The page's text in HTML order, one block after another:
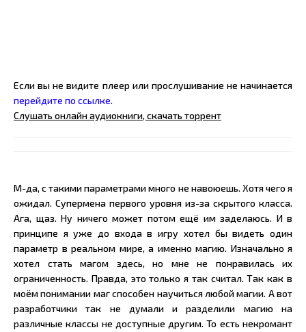
Если вы не видите плеер или прослушивание не начинается
перейдите по ссылке.
Слушать онлайн аудиокниги, скачать торрент
М-да, с такими параметрами много не навоюешь. Хотя чего я
ожидал. Супермена первого уровня из-за скрытого класса.
Ага, щаз. Ну ничего может потом ещё им заделаюсь. И в
принципе я уже до входа в игру хотел бы видеть один
параметр в реальном мире, а именно магию. Изначально я
хотел стать магом здесь, но мне не понравилась их
ограниченность. Правда, это только я так считал. Так как в
моём понимании маг способен научиться любой магии. А вот
разработчики так не думали и разделили магию на
различные классы не доступные другим. То есть некромант